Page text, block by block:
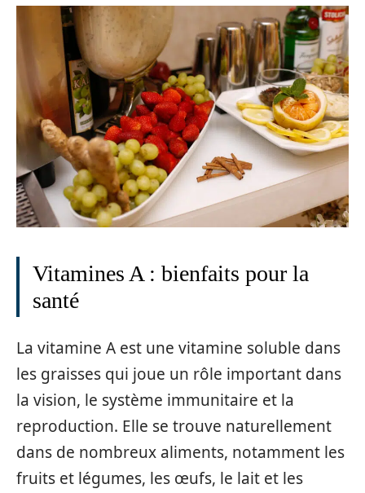
Vitamines A : bienfaits pour la
santé
La vitamine A est une vitamine soluble dans
les graisses qui joue un rôle important dans
la vision, le système immunitaire et la
reproduction. Elle se trouve naturellement
dans de nombreux aliments, notamment les
fruits et légumes, les œufs, le lait et les